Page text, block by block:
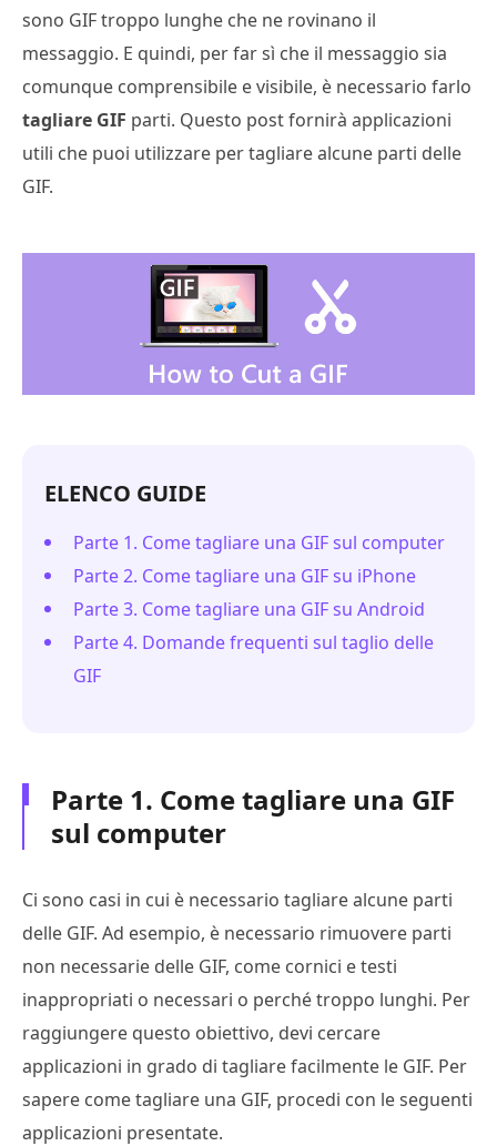
sono GIF troppo lunghe che ne rovinano il
messaggio. E quindi, per far sì che il messaggio sia
comunque comprensibile e visibile, è necessario farlo
tagliare GIF parti. Questo post fornirà applicazioni
utili che puoi utilizzare per tagliare alcune parti delle
GIF.
ELENCO GUIDE
Parte 1. Come tagliare una GIF sul computer
Parte 2. Come tagliare una GIF su iPhone
Parte 3. Come tagliare una GIF su Android
Parte 4. Domande frequenti sul taglio delle
GIF
Parte 1. Come tagliare una GIF
sul computer
Ci sono casi in cui è necessario tagliare alcune parti
delle GIF. Ad esempio, è necessario rimuovere parti
non necessarie delle GIF, come cornici e testi
inappropriati o necessari o perché troppo lunghi. Per
raggiungere questo obiettivo, devi cercare
applicazioni in grado di tagliare facilmente le GIF. Per
sapere come tagliare una GIF, procedi con le seguenti
applicazioni presentate.